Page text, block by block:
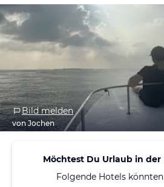
Bild melden
von Jochen
Möchtest Du Urlaub in der
Folgende Hotels